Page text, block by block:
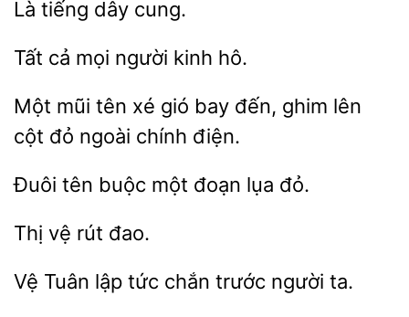
cung.
cả mọi người
Một mũi xé gió bay
ghim
cột đỏ ngoài chính điện.
Đuôi buộc một lụa
rút
Vệ tức chắn trước người